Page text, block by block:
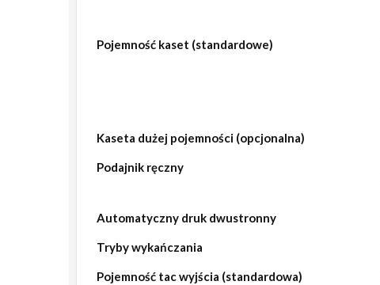
Pojemność kaset (standardowe)
Kaseta dużej pojemności (opcjonalna)
Podajnik ręczny
Automatyczny druk dwustronny
Tryby wykańczania
Pojemność tac wyjścia (standardowa)